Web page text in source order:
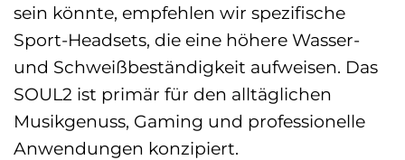
sein könnte, empfehlen wir spezifische
Sport-Headsets, die eine höhere Wasser-
und Schweißbeständigkeit aufweisen. Das
SOUL2 ist primär für den alltäglichen
Musikgenuss, Gaming und professionelle
Anwendungen konzipiert.